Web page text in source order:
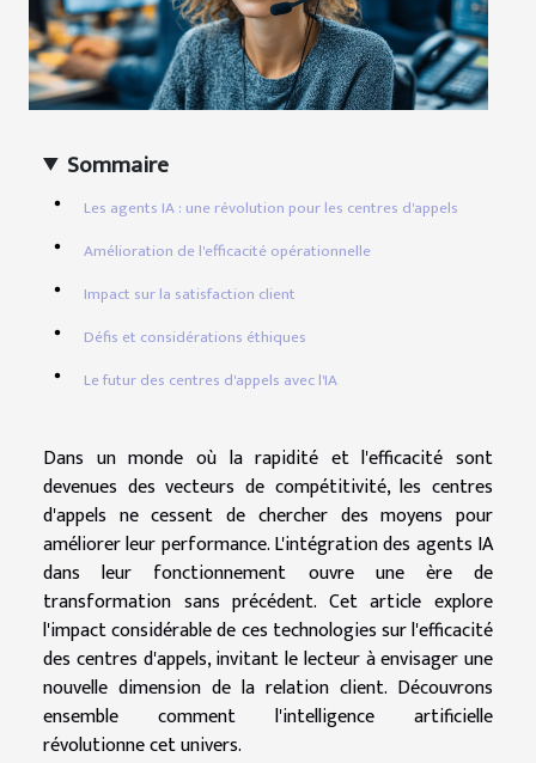
Sommaire
Les agents IA : une révolution pour les centres d'appels
Amélioration de l'efficacité opérationnelle
Impact sur la satisfaction client
Défis et considérations éthiques
Le futur des centres d'appels avec l'IA
Dans un monde où la rapidité et l'efficacité sont
devenues des vecteurs de compétitivité, les centres
d'appels ne cessent de chercher des moyens pour
améliorer leur performance. L'intégration des agents IA
dans leur fonctionnement ouvre une ère de
transformation sans précédent. Cet article explore
l'impact considérable de ces technologies sur l'efficacité
des centres d'appels, invitant le lecteur à envisager une
nouvelle dimension de la relation client. Découvrons
ensemble comment l'intelligence artificielle
révolutionne cet univers.